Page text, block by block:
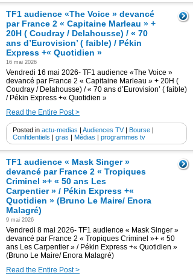
TF1 audience «The Voice » devancé
par France 2 « Capitaine Marleau » +
20H ( Coudray / Delahousse) / « 70
ans d’Eurovision’ ( faible) / Pékin
Express +« Quotidien »
16 mai 2026
Vendredi 16 mai 2026- TF1 audience «The Voice »
devancé par France 2 « Capitaine Marleau » + 20H (
Coudray / Delahousse) / « 70 ans d’Eurovision’ ( faible)
/ Pékin Express +« Quotidien »
Read the Entire Post >
Posted in actu-medias | Audiences TV| Bourse |
Confidentiels | gras | Médias | programmes tv
TF1 audience « Mask Singer »
devancé par France 2 « Tropiques
Criminel »+ « 50 ans Les
Carpentier » / Pékin Express +«
Quotidien » (Bruno Le Maire/ Enora
Malagré)
9 mai 2026
Vendredi 8 mai 2026- TF1 audience « Mask Singer »
devancé par France 2 « Tropiques Criminel »+ « 50
ans Les Carpentier » / Pékin Express +« Quotidien »
(Bruno Le Maire/ Enora Malagré)
Read the Entire Post >